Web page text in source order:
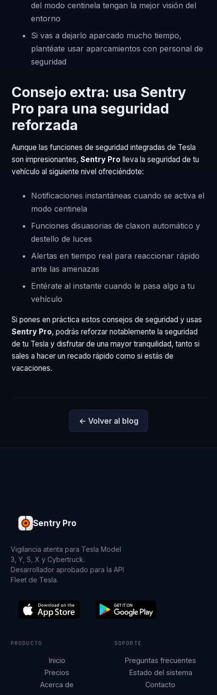
del modo centinela tengan la mejor visión del
entorno
Si vas a dejarlo aparcado mucho tiempo,
plantéate usar aparcamientos con personal de
seguridad
Consejo extra: usa Sentry
Pro para una seguridad
reforzada
Aunque las funciones de seguridad integradas de Tesla
son impresionantes, Sentry Pro lleva la seguridad de tu
vehículo al siguiente nivel ofreciéndote:
Notificaciones instantáneas cuando se activa el
modo centinela
Funciones disuasorias de claxon automático y
destello de luces
Alertas en tiempo real para reaccionar rápido
ante las amenazas
Entérate al instante cuando le pasa algo a tu
vehículo
Si pones en práctica estos consejos de seguridad y usas
Sentry Pro, podrás reforzar notablemente la seguridad
de tu Tesla y disfrutar de una mayor tranquilidad, tanto si
sales a hacer un recado rápido como si estás de
vacaciones.
← Volver al blog
Sentry Pro
Vigilancia atenta para Tesla Model
3, Y, S, X y Cybertruck.
Desarrollador aprobado para la API
Fleet de Tesla.
PRODUCTO
Inicio
Precios
Acerca de
SOPORTE
Preguntas frecuentes
Estado del sistema
Contacto